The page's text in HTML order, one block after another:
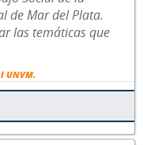
de Mar del Plata.
las temáticas que
UNVM.